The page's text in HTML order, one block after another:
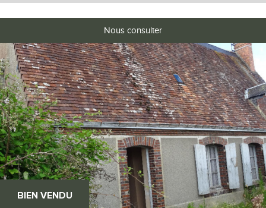
BIEN VENDU
Nous consulter